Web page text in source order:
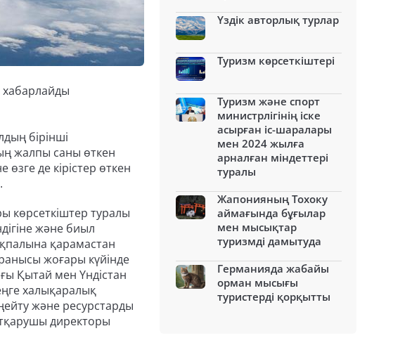
хабарлайды
бірінші
жалпы саны өткен
де кірістер өткен
көрсеткіштер туралы
және биыл
қарамастан
жоғары күйінде
Қытай мен Үндістан
халықаралық
және ресурстарды
директоры
Үздік авторлық турлар
Туризм көрсеткіштері
Туризм және спорт
министрлігінің іске
асырған іс-шаралары
мен 2024 жылға
арналған міндеттері
туралы
Жапонияның Тохоку
аймағында бұғылар
мен мысықтар
туризмді дамытуда
Германияда жабайы
орман мысығы
туристерді қорқытты